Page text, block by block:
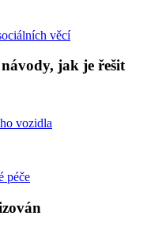
věcí
jak je řešit
vozidla
péče